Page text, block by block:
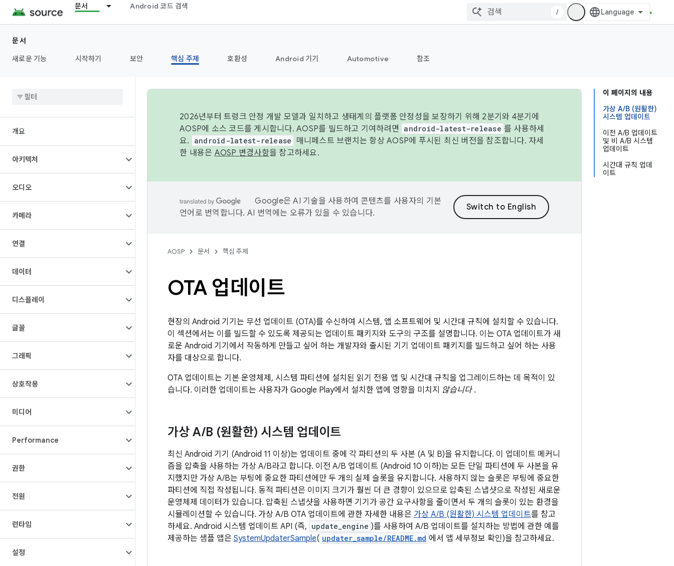
문서 Android 코드 검색
/
문서
새로운 기능
시작하기 보안 핵심 주제 호환성 Android 기기 Automotive 참조
개요
아키텍처
오디오
카메라
연결
데이터
디스플레이
글꼴
그래픽
상호작용
미디어
Performance
권한
전원
런타임
설정
이 페이지의 내용
가상 A/B (원활한)
시스템 업데이트
이전 A/B 업데이트
및 비 A/B 시스템
업데이트
시간대 규칙 업데
이트
2026년부터 트렁크 안정 개발 모델과 일치하고 생태계의 플랫폼 안정성을 보장하기 위해 2분기와 4분기에
AOSP에 소스 코드를 게시합니다. AOSP를 빌드하고 기여하려면
android-latest-release 를 사용하세
요.
android-latest-release
매니페스트 브랜치는 항상 AOSP에 푸시된 최신 버전을 참조합니다. 자세
한 내용은 AOSP 변경사항을 참고하세요.
Google은 AI 기술을 사용하여 콘텐츠를 사용자의 기본
언어로 번역합니다. AI 번역에는 오류가 있을 수 있습니다.
AOSP 문서 핵심 주제
OTA 업데이트
현장의 Android 기기는 무선 업데이트 (OTA)를 수신하여 시스템, 앱 소프트웨어 및 시간대 규칙에 설치할 수 있습니다.
이 섹션에서는 이를 빌드할 수 있도록 제공되는 업데이트 패키지와 도구의 구조를 설명합니다. 이는 OTA 업데이트가 새
로운 Android 기기에서 작동하게 만들고 싶어 하는 개발자와 출시된 기기 업데이트 패키지를 빌드하고 싶어 하는 사용
자를 대상으로 합니다.
OTA 업데이트는 기본 운영체제, 시스템 파티션에 설치된 읽기 전용 앱 및 시간대 규칙을 업그레이드하는 데 목적이 있
습니다. 이러한 업데이트는 사용자가 Google Play에서 설치한 앱에 영향을 미치지 않습니다.
가상 A/B (원활한) 시스템 업데이트
최신 Android 기기 (Android 11 이상)는 업데이트 중에 각 파티션의 두 사본 (A 및 B)을 유지합니다. 이 업데이트 메커니
즘을 압축을 사용하는 가상 A/B라고 합니다. 이전 A/B 업데이트 (Android 10 이하)는 모든 단일 파티션에 두 사본을 유
지했지만 가상 A/B는 부팅에 중요한 파티션에만 두 개의 실제 슬롯을 유지합니다. 사용하지 않는 슬롯은 부팅에 중요한
파티션에 직접 작성됩니다. 동적 파티션은 이미지 크기가 훨씬 더 큰 경향이 있으므로 압축된 스냅샷으로 작성된 새로운
운영체제 데이터가 있습니다. 압축된 스냅샷을 사용하면 기기가 공간 요구사항을 줄이면서 두 개의 슬롯이 있는 환경을
시뮬레이션할 수 있습니다. 가상 A/B OTA 업데이트에 관한 자세한 내용은 가상 A/B (원활한) 시스템 업데이트를 참고
하세요. Android 시스템 업데이트 API (즉, update_engine )를 사용하여 A/B 업데이트를 설치하는 방법에 관한 예를
제공하는 샘플 앱은 SystemUpdaterSample( updater_sample/README.md 에서 앱 세부정보 확인)을 참고하세요.